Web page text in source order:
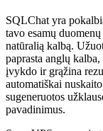
SQLChat yra
tavo esamų
natūralią kalbą.
paprasta anglų
įvykdo ir grąžina
automatiškai
sugeneruotos
pavadinimus.